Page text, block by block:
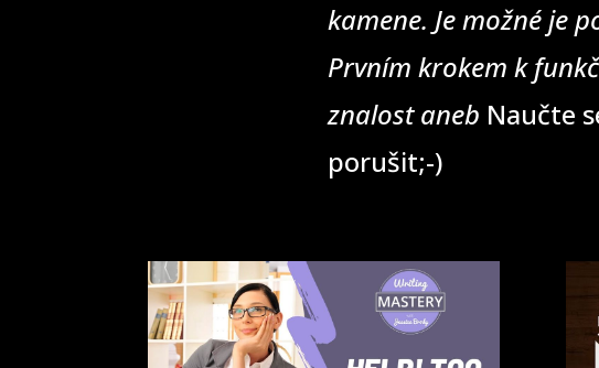
kamene. Je možné je
Prvním krokem k
znalost aneb Naučte
porušit;-)